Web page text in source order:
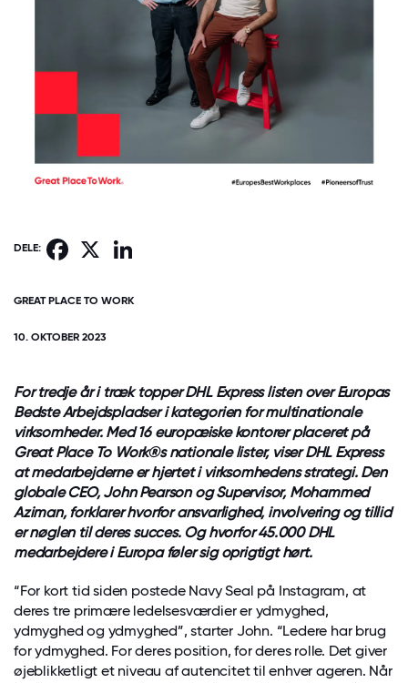
DELE: Facebook
GREAT PLACE TO WORK
10. OKTOBER 2023
For tredje år i træk topper DHL Express listen over Europas
Bedste Arbejdspladser i kategorien for multinationale
virksomheder. Med 16 europæiske kontorer placeret på
Great Place To Work®s nationale lister, viser DHL Express
at medarbejderne er hjertet i virksomhedens strategi. Den
globale CEO, John Pearson og Supervisor, Mohammed
Aziman, forklarer hvorfor ansvarlighed, involvering og tillid
er nøglen til deres succes. Og hvorfor 45.000 DHL
medarbejdere i Europa føler sig oprigtigt hørt.
“For kort tid siden postede Navy Seal på Instagram, at
deres tre primære ledelsesværdier er ydmyghed,
ydmyghed og ydmyghed”, starter John. “Ledere har brug
for ydmyghed. For deres position, for deres rolle. Det giver
øjeblikketligt et niveau af autencitet til enhver ageren. Når